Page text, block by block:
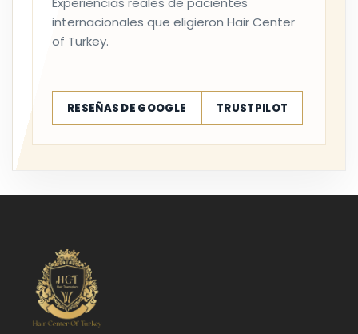
internacionales que eligieron Hair Center
of Turkey.
RESEÑAS DE GOOGLE TRUSTPILOT